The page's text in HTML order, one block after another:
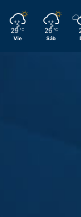
29 ℃
Vie
26 ℃
Sáb